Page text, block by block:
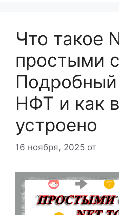
Что такое
простыми
НФТ и как
устроено
16 ноября, 2025 от